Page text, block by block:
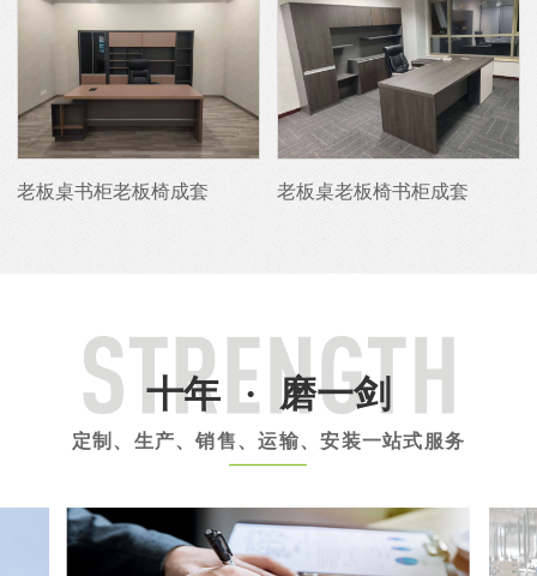
老板桌书柜老板椅成套 老板桌老板椅书柜成套
十年 · 磨一剑
定制、生产、销售、运输、安装一站式服务